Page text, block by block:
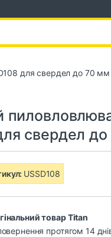
для свердел до 70 мм
свердел
USSD108
товар Titan
протягом 14